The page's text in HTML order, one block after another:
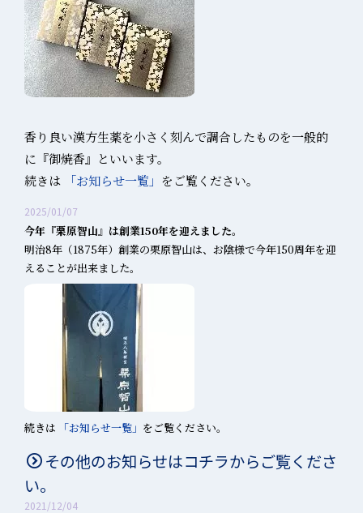
香り良い漢方生薬を小さく刻んで調合したものを一般的
に『御焼香』といいます。
続きは
「お知らせ一覧」 をご覧ください。
2025/01/07
今年『栗原智山』は創業150年を迎えました。
明治8年（1875年）創業の栗原智山は、お陰様で今年150周年を迎
えることが出来ました。
続きは 「お知らせ一覧」 をご覧ください。
その他のお知らせはコチラからご覧くださ
い。
2021/12/04